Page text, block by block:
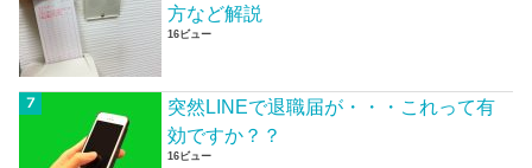
方など解説
16ビュー
突然LINEで退職届が・・・これって有
効ですか？？
16ビュー